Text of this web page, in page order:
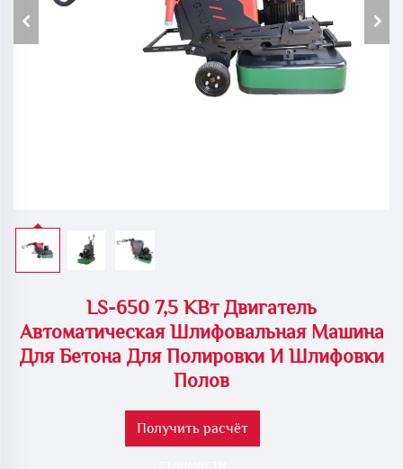
LS-650 7,5 КВт Двигатель
Автоматическая Шлифовальная Машина
Для Бетона Для Полировки И Шлифовки
Полов
Получить расчёт